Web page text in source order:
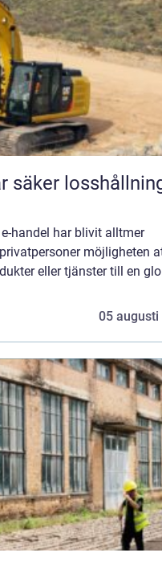
handel har blivit alltmer
möjligheten
eller tjänster till en
05 augusti